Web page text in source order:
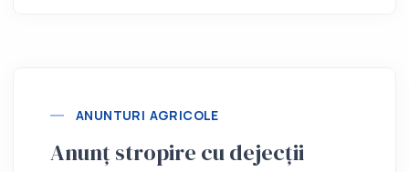
ANUNTURI AGRICOLE
Anunț stropire cu dejecții